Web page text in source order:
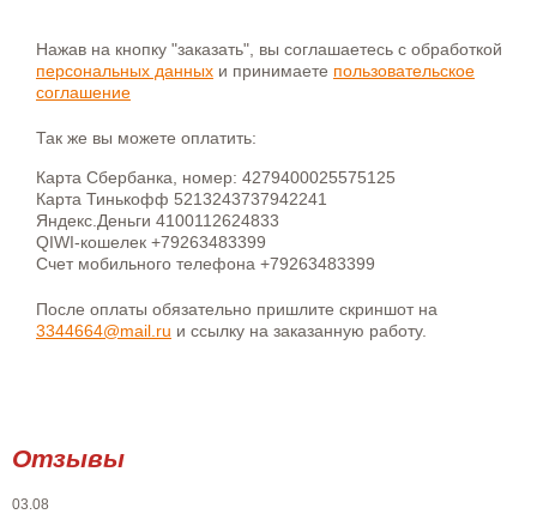
Нажав на кнопку "заказать", вы соглашаетесь с обработкой
персональных данных и принимаете пользовательское
соглашение
Так же вы можете оплатить:
Карта Сбербанка, номер: 4279400025575125
Карта Тинькофф 5213243737942241
Яндекс.Деньги 4100112624833
QIWI-кошелек +79263483399
Счет мобильного телефона +79263483399
После оплаты обязательно пришлите скриншот на
3344664@mail.ru и ссылку на заказанную работу.
Отзывы
03.08